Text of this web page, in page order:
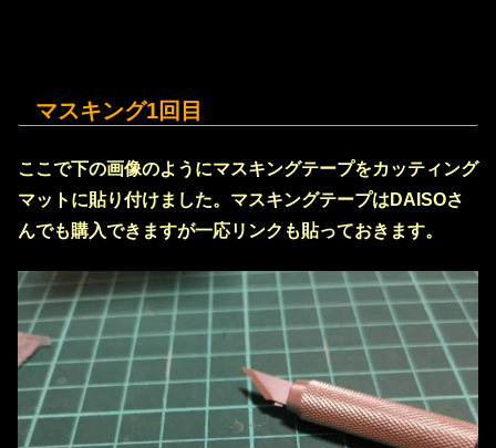
マスキング1回目
ここで下の画像のようにマスキングテープをカッティング
マットに貼り付けました。マスキングテープはDAISOさ
んでも購入できますが一応リンクも貼っておきます。